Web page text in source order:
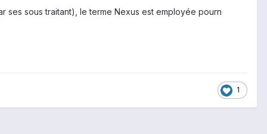
ses sous traitant), le terme Nexus est employée pourn
1